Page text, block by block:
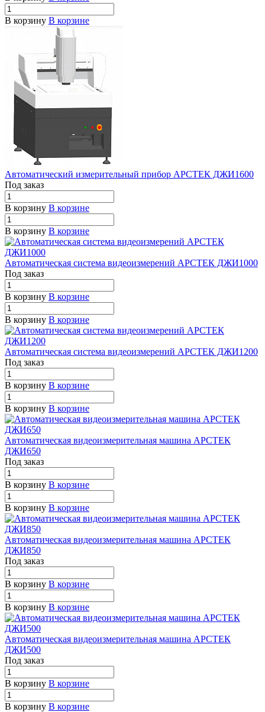
В корзину В корзине
Автоматический измерительный прибор АРСТЕК ДЖИ1600
Под заказ
В корзину В корзине
В корзину В корзине
Автоматическая система видеоизмерений АРСТЕК ДЖИ1000
Под заказ
В корзину В корзине
В корзину В корзине
Автоматическая система видеоизмерений АРСТЕК ДЖИ1200
Под заказ
В корзину В корзине
В корзину В корзине
Автоматическая видеоизмерительная машина АРСТЕК
ДЖИ650
Под заказ
В корзину В корзине
В корзину В корзине
Автоматическая видеоизмерительная машина АРСТЕК
ДЖИ850
Под заказ
В корзину В корзине
В корзину В корзине
Автоматическая видеоизмерительная машина АРСТЕК
ДЖИ500
Под заказ
В корзину В корзине
В корзину В корзине